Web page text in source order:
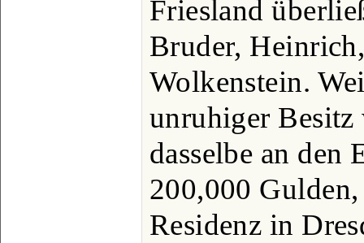
Friesland
Bruder,
Wolkenstein.
unruhiger Besitz
dasselbe an den
200,000
Residenz in